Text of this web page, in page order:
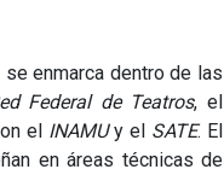
enmarca dentro de las
Federal de Teatros, el
el INAMUy el SATE. El
en áreas técnicas de